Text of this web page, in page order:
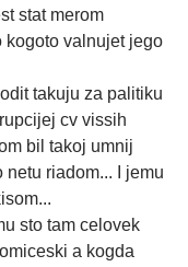
stat merom
kogoto valnujet jego
takuju za palitiku
cv vissih
bil takoj umnij
riadom... I jemu
sto tam celovek
a kogda